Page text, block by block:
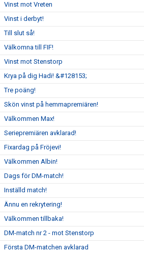
Vinst mot Vreten
Vinst i derbyt!
Till slut så!
Välkomna till FIF!
Vinst mot Stenstorp
Krya på dig Hadi! &#128153;
Tre poäng!
Skön vinst på hemmapremiären!
Välkommen Max!
Seriepremiären avklarad!
Fixardag på Fröjevi!
Välkommen Albin!
Dags för DM-match!
Inställd match!
Ännu en rekrytering!
Välkommen tillbaka!
DM-match nr 2 - mot Stenstorp
Första DM-matchen avklarad